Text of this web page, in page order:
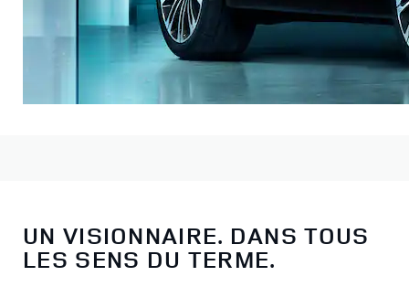
Faites votre choix parmi quatre modèles, puis commencez
UN VISIONNAIRE. DANS TOUS
LES SENS DU TERME.